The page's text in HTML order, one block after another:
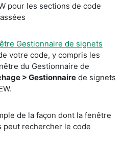
pour les sections de code
Gestionnaire de signets
votre code, y compris les
du Gestionnaire de
> Gestionnaire de signets
de la façon dont la fenêtre
peut rechercher le code